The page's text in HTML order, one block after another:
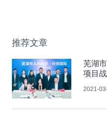
推荐文章
芜湖
项目
2021-